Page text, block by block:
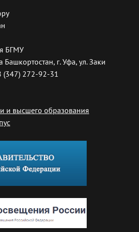
БГМУ
г. Уфа, ул. Заки
(347) 272-92-31
и высшего образования